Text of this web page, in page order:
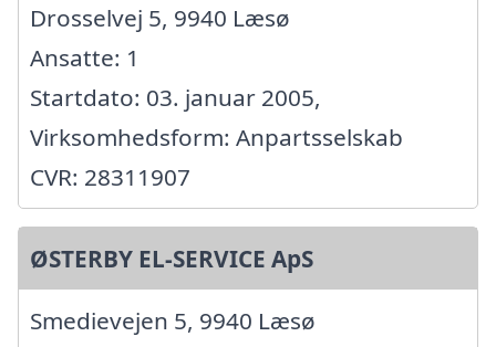
Drosselvej 5, 9940 Læsø
Ansatte: 1
Startdato: 03. januar 2005,
Virksomhedsform: Anpartsselskab
CVR: 28311907
ØSTERBY EL-SERVICE ApS
Smedievejen 5, 9940 Læsø